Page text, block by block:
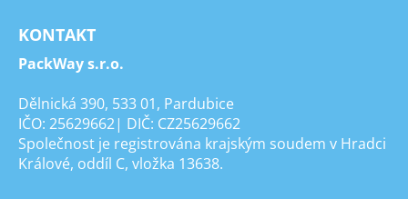
KONTAKT
PackWay s.r.o.
Dělnická 390, 533 01, Pardubice
IČO: 25629662| DIČ: CZ25629662
Společnost je registrována krajským soudem v Hradci
Králové, oddíl C, vložka 13638.